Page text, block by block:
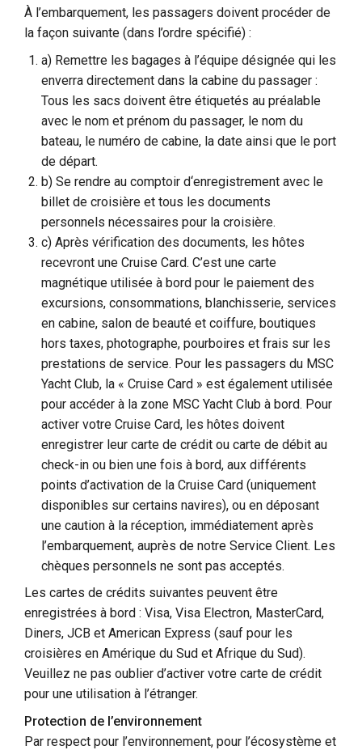
À l’embarquement, les passagers doivent procéder de
la façon suivante (dans l’ordre spécifié) :
a) Remettre les bagages à l’équipe désignée qui les
enverra directement dans la cabine du passager :
Tous les sacs doivent être étiquetés au préalable
avec le nom et prénom du passager, le nom du
bateau, le numéro de cabine, la date ainsi que le port
de départ.
b) Se rendre au comptoir d‘enregistrement avec le
billet de croisière et tous les documents
personnels nécessaires pour la croisière.
c) Après vérification des documents, les hôtes
recevront une Cruise Card. C’est une carte
magnétique utilisée à bord pour le paiement des
excursions, consommations, blanchisserie, services
en cabine, salon de beauté et coiffure, boutiques
hors taxes, photographe, pourboires et frais sur les
prestations de service. Pour les passagers du MSC
Yacht Club, la « Cruise Card » est également utilisée
pour accéder à la zone MSC Yacht Club à bord. Pour
activer votre Cruise Card, les hôtes doivent
enregistrer leur carte de crédit ou carte de débit au
check-in ou bien une fois à bord, aux différents
points d’activation de la Cruise Card (uniquement
disponibles sur certains navires), ou en déposant
une caution à la réception, immédiatement après
l’embarquement, auprès de notre Service Client. Les
chèques personnels ne sont pas acceptés.
Les cartes de crédits suivantes peuvent être
enregistrées à bord : Visa, Visa Electron, MasterCard,
Diners, JCB et American Express (sauf pour les
croisières en Amérique du Sud et Afrique du Sud).
Veuillez ne pas oublier d’activer votre carte de crédit
pour une utilisation à l’étranger.
Protection de l’environnement
Par respect pour l’environnement, pour l’écosystème et